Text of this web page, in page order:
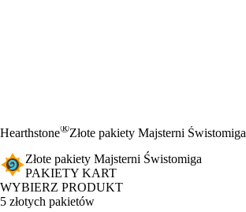
Hearthstone®Złote pakiety Majsterni Świstomiga
Złote pakiety Majsterni Świstomiga
PAKIETY KART
WYBIERZ PRODUKT
5 złotych pakietów